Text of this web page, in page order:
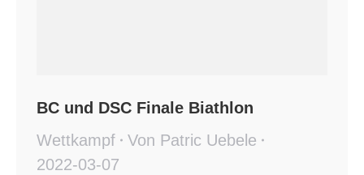
BC und DSC Finale Biathlon
Wettkampf
Von Patric Uebele
2022-03-07